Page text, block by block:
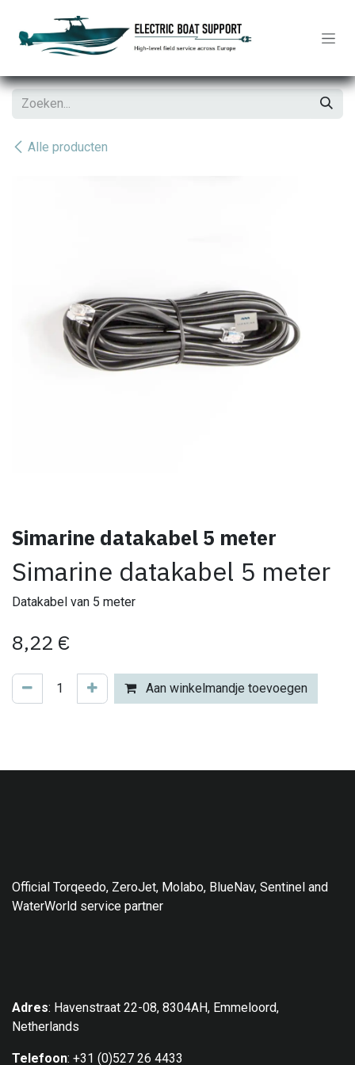
Alle producten
Simarine datakabel 5 meter
Simarine datakabel 5 meter
Datakabel van 5 meter
8,22 €
Aan winkelmandje toevoegen
Official Torqeedo, ZeroJet, Molabo, BlueNav, Sentinel and
WaterWorld service partner
Adres: Havenstraat 22-08, 8304AH, Emmeloord,
Netherlands
Telefoon: +31 (0)527 26 4433